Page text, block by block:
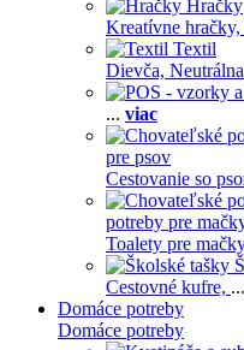
Hračky
Kreatívne hračky,
Textil
Dievča,
... viac
pre psov
Cestovanie so
potreby pre
Toalety pre
Cestovné kufre, ...
Domáce potreby
Domáce potreby